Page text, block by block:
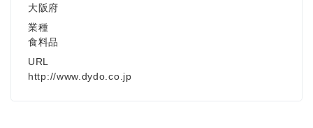
大阪府
業種
食料品
URL
http://www.dydo.co.jp